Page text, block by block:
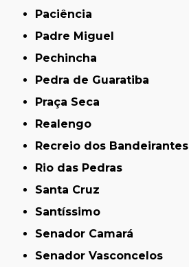
Paciência
Padre Miguel
Pechincha
Pedra de Guaratiba
Praça Seca
Realengo
Recreio dos Bandeirantes
Rio das Pedras
Santa Cruz
Santíssimo
Senador Camará
Senador Vasconcelos